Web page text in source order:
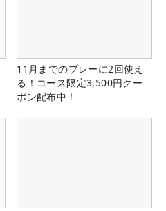
11月までのプレーに2回使え
る！コース限定3,500円クー
ポン配布中！